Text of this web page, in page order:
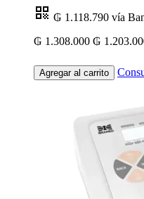
₲ 1.118.790 vía
₲ 1.308.000 ₲
Agregar al carrito